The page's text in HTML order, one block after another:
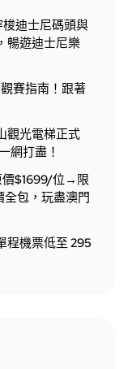
迪士尼碼頭與
暢遊迪士尼樂
賽指南！跟著
觀光電梯正式
網打盡！
價$1699/位→限
包，玩盡澳門
程機票低至 295